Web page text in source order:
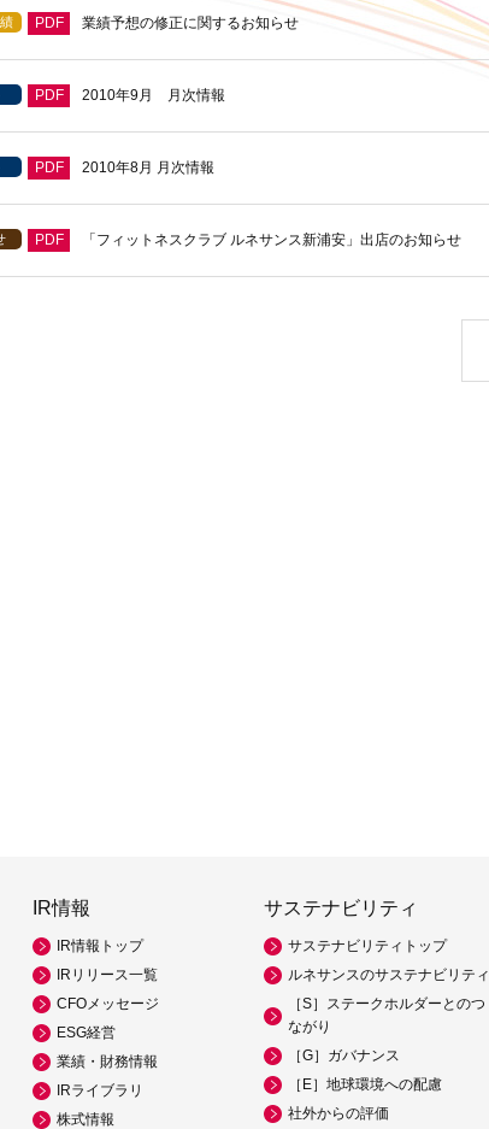
PDF 業績予想の修正に関するお知らせ
PDF 2010年9月 月次情報
PDF 2010年8月 月次情報
PDF 「フィットネスクラブ ルネサンス新浦安」出店のお知らせ
IR情報
IR情報トップ
IRリリース一覧
CFOメッセージ
ESG経営
業績・財務情報
IRライブラリ
株式情報
サステナビリティ
サステナビリティトップ
ルネサンスのサステナビリティ
［S］ステークホルダーとのつ
ながり
［G］ガバナンス
［E］地球環境への配慮
社外からの評価